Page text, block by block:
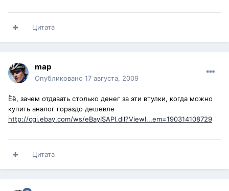
Цитата
map
Опубликовано 17 августа, 2009
Ёё, зачем отдавать столько денег за эти втулки, когда можно
купить аналог гораздо дешевле
http://cgi.ebay.com/ws/eBayISAPI.dll?ViewI...em=190314108729
Цитата